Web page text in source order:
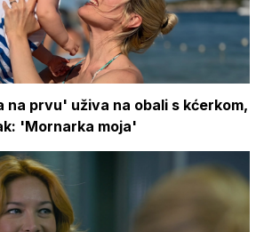
na prvu' uživa na obali s kćerkom,
'Mornarka moja'